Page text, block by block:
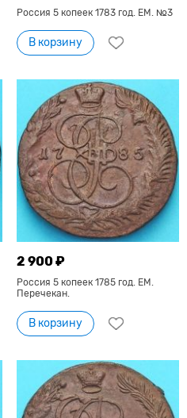
Россия 5 копеек 1783 год. ЕМ. №3
В корзину
2 900 ₽
Россия 5 копеек 1785 год. ЕМ.
Перечекан.
В корзину